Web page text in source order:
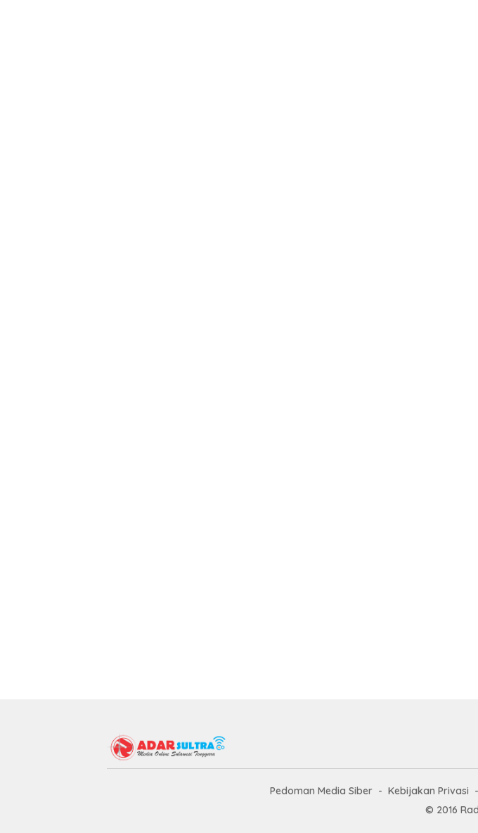
Pedoman Media Siber Kebijakan Privasi
© 2016